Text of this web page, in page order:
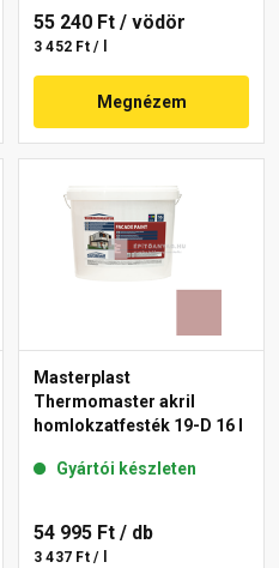
55 240 Ft / vödör
3 452 Ft / l
Megnézem
Masterplast
Thermomaster akril
homlokzatfesték 19-D 16 l
Gyártói készleten
54 995 Ft / db
3 437 Ft / l